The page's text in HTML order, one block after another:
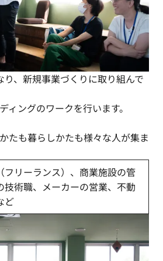
、新規事業づくりに取り組んで
ィングのワークを行います。
たも暮らしかたも様々な人が集ま
フリーランス）、商業施設の管
技術職、メーカーの営業、不動
ど